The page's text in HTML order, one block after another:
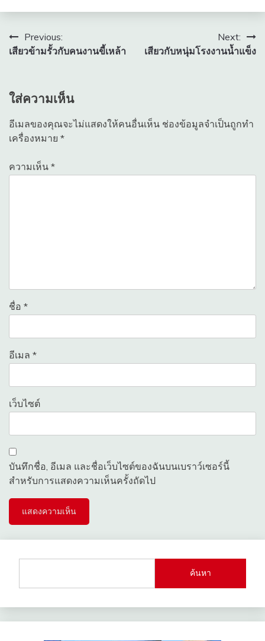
แนะแนว
เรื่อง
Previous:
เสียวข้ามรั้วกับคนงานขี้เหล้า
Next:
เสียวกับหนุ่มโรงงานน้ำแข็ง
ใส่ความเห็น
อีเมลของคุณจะไม่แสดงให้คนอื่นเห็น ช่องข้อมูลจำเป็นถูกทำ
เครื่องหมาย *
ความเห็น *
ชื่อ *
อีเมล *
เว็บไซต์
บันทึกชื่อ, อีเมล และชื่อเว็บไซต์ของฉันบนเบราว์เซอร์นี้
สำหรับการแสดงความเห็นครั้งถัดไป
ค้นหา